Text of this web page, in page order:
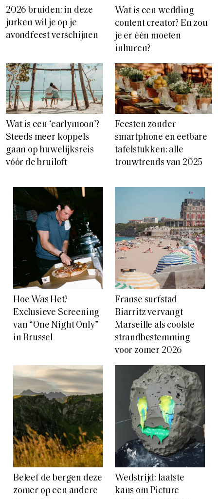
2026 bruiden: in deze
jurken wil je op je
avondfeest verschijnen
Wat is een wedding
content creator? En zou
je er één moeten
inhuren?
Wat is een ‘earlymoon’?
Steeds meer koppels
gaan op huwelijksreis
vóór de bruiloft
Feesten zonder
smartphone en eetbare
tafelstukken: alle
trouwtrends van 2025
Hoe Was Het?
Exclusieve Screening
van “One Night Only”
in Brussel
Franse surfstad
Biarritz vervangt
Marseille als coolste
strandbestemming
voor zomer 2026
Beleef de bergen deze
zomer op een andere
Wedstrijd: laatste
kans om Picture